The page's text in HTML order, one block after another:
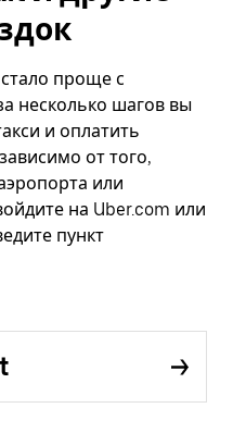
проще с
несколько шагов вы
и оплатить
от того,
или
на Uber.com или
пункт